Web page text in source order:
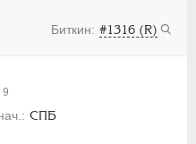
#1316 (R)
СПБ
9